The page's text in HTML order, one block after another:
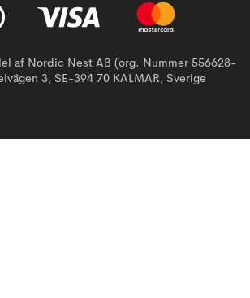
af Nordic Nest AB (org. Nummer 556628-
3, SE-394 70 KALMAR, Sverige